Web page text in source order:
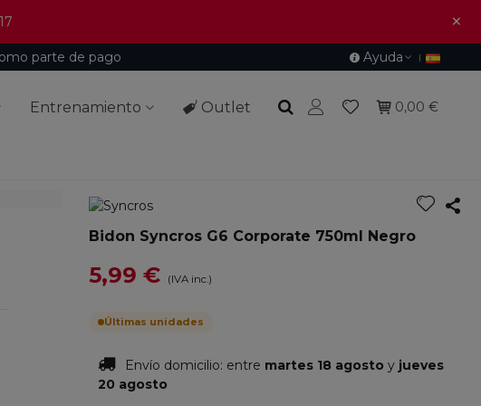
×
parte de pago Ayuda
Entrenamiento Outlet 0,00 €
Bidon Syncros G6 Corporate 750ml Negro
5,99 € (IVA inc.)
Últimas unidades
Envío domicilio: entre martes 18 agosto y jueves
20 agosto